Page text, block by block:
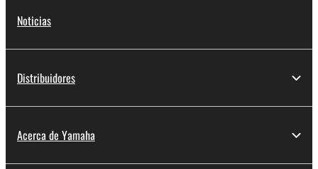
Noticias
Distribuidores
Acerca de Yamaha